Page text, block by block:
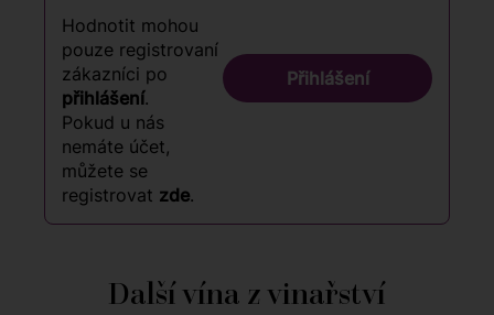
Hodnotit mohou
pouze registrovaní
zákazníci po
přihlášení.
Pokud u nás
nemáte účet,
můžete se
registrovat zde.
Přihlášení
Další vína z vinařství